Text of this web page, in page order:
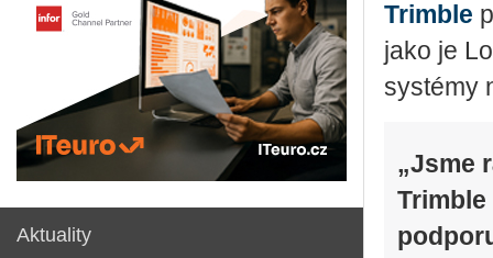
Aktuality
Trim­ble
jako je
sys­témy
„Jsme